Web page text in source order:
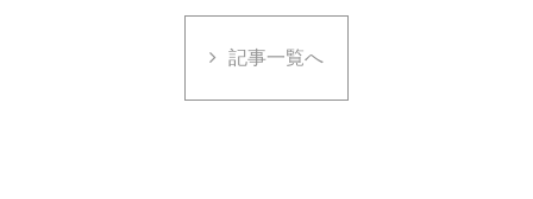
記事一覧へ